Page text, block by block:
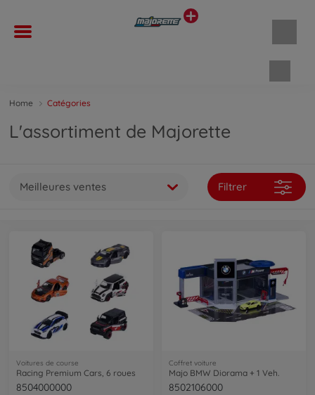
Home Catégories
L'assortiment de Majorette
Meilleures ventes Filtrer
Voitures de course
Racing Premium Cars, 6 roues
8504000000
Coffret voiture
Majo BMW Diorama + 1 Veh.
8502106000